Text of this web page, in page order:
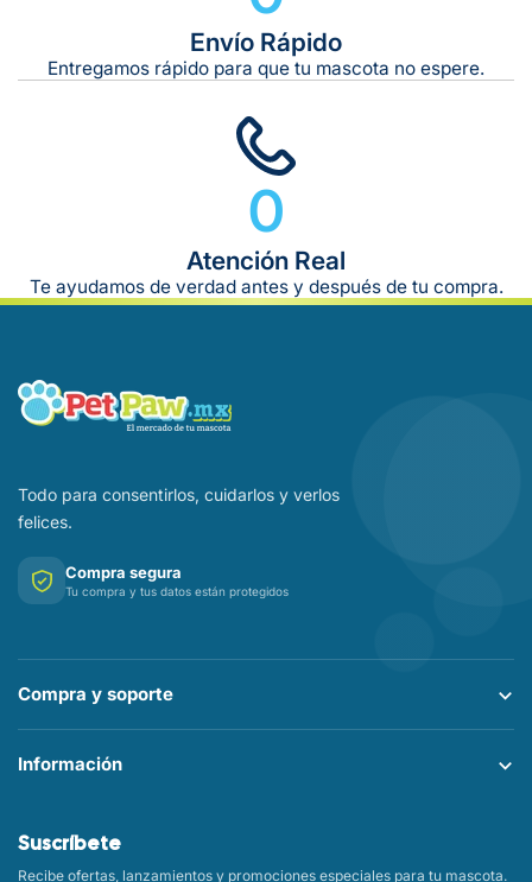
Envío Rápido
Entregamos rápido para que tu mascota no espere.
0
Atención Real
Te ayudamos de verdad antes y después de tu compra.
Todo para consentirlos, cuidarlos y verlos
felices.
Compra segura
Tu compra y tus datos están protegidos
Compra y soporte
Información
Suscríbete
Recibe ofertas, lanzamientos y promociones especiales para tu mascota.